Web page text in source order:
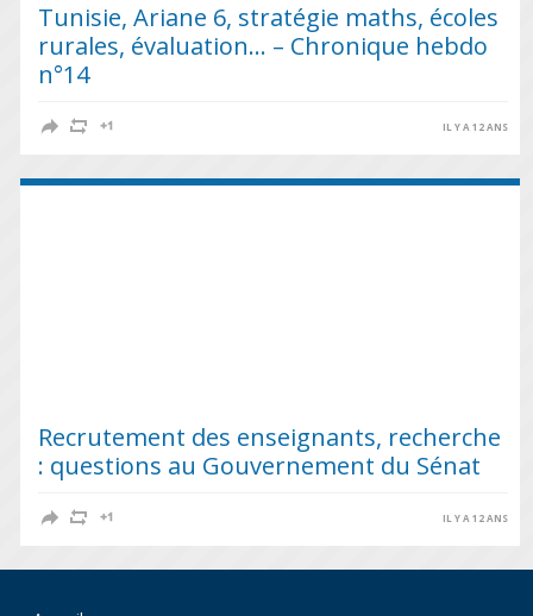
Tunisie, Ariane 6, stratégie maths, écoles
rurales, évaluation… – Chronique hebdo
n°14
IL Y A 12 ANS
Recrutement des enseignants, recherche
: questions au Gouvernement du Sénat
IL Y A 12 ANS